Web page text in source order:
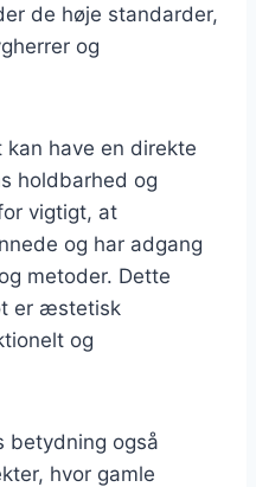
de høje standarder,
og
have en direkte
holdbarhed og
vigtigt, at
og har adgang
metoder. Dette
er æstetisk
og
betydning også
hvor gamle